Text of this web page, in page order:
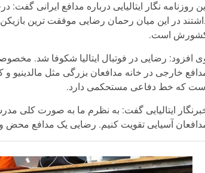
روزنامه نگار ایتالیایی درباره مدافع ایرانی
در این میان رحمان رضایی موفقت ترین
است.
خارجی در خانه مدافعان بزرگی مثل مالدینیو
که خط دفاعی مستحکمی دارد.
ایتالیایی گفت: به نظرم ما به صورت کلی
آسیایی تقویت کنیم. رضایی یک مدافع محض و کامل بود. حضور ۳ فصل او در فوتبال